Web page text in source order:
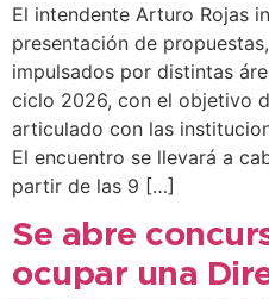
El intendente Arturo Rojas
presentación de
impulsados por distintas
ciclo 2026, con el objetivo
articulado con las
El encuentro se llevará a
partir de las 9 […]
Se abre
ocupar una